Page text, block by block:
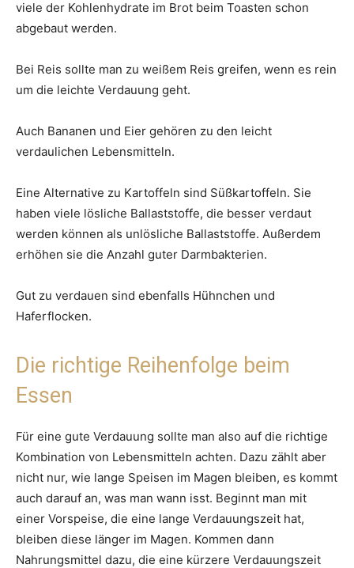
viele der Kohlenhydrate im Brot beim Toasten schon
abgebaut werden.
Bei Reis sollte man zu weißem Reis greifen, wenn es rein
um die leichte Verdauung geht.
Auch Bananen und Eier gehören zu den leicht
verdaulichen Lebensmitteln.
Eine Alternative zu Kartoffeln sind Süßkartoffeln. Sie
haben viele lösliche Ballaststoffe, die besser verdaut
werden können als unlösliche Ballaststoffe. Außerdem
erhöhen sie die Anzahl guter Darmbakterien.
Gut zu verdauen sind ebenfalls Hühnchen und
Haferflocken.
Die richtige Reihenfolge beim
Essen
Für eine gute Verdauung sollte man also auf die richtige
Kombination von Lebensmitteln achten. Dazu zählt aber
nicht nur, wie lange Speisen im Magen bleiben, es kommt
auch darauf an, was man wann isst. Beginnt man mit
einer Vorspeise, die eine lange Verdauungszeit hat,
bleiben diese länger im Magen. Kommen dann
Nahrungsmittel dazu, die eine kürzere Verdauungszeit